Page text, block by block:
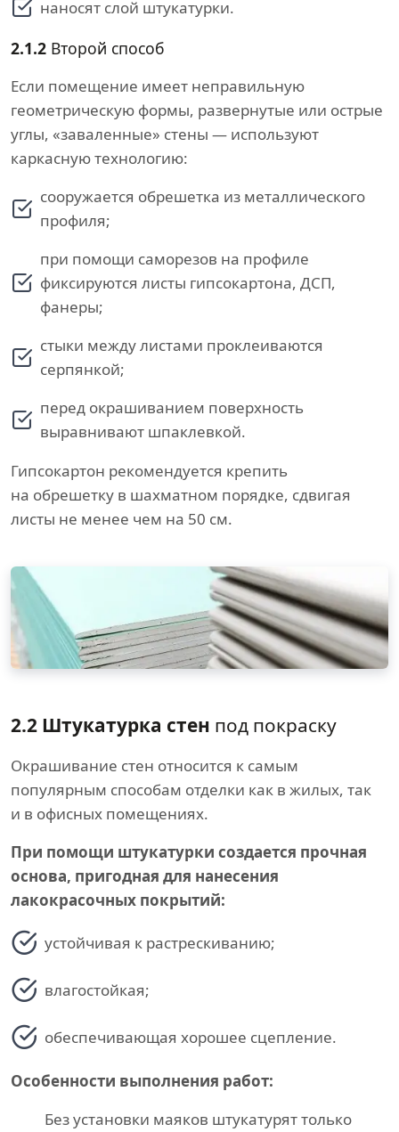
наносят слой штукатурки.
2.1.2 Второй способ
Если помещение имеет неправильную
геометрическую формы, развернутые или острые
углы, «заваленные» стены — используют
каркасную технологию:
сооружается обрешетка из металлического
профиля;
при помощи саморезов на профиле
фиксируются листы гипсокартона, ДСП,
фанеры;
стыки между листами проклеиваются
серпянкой;
перед окрашиванием поверхность
выравнивают шпаклевкой.
Гипсокартон рекомендуется крепить
на обрешетку в шахматном порядке, сдвигая
листы не менее чем на 50 см.
2.2 Штукатурка стен под покраску
Окрашивание стен относится к самым
популярным способам отделки как в жилых, так
и в офисных помещениях.
При помощи штукатурки создается прочная
основа, пригодная для нанесения
лакокрасочных покрытий:
устойчивая к растрескиванию;
влагостойкая;
обеспечивающая хорошее сцепление.
Особенности выполнения работ:
Без установки маяков штукатурят только